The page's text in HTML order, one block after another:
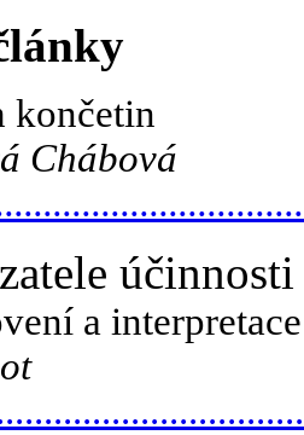
končetin
Chábová
a